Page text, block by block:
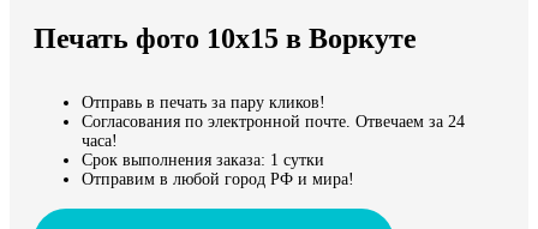
Мы доставляем по всему миру
Продолжить без города
Печать фото 10х15 в Воркуте
Отправь в печать за пару кликов!
Согласования по электронной почте. Отвечаем за 24
часа!
Срок выполнения заказа: 1 сутки
Отправим в любой город РФ и мира!